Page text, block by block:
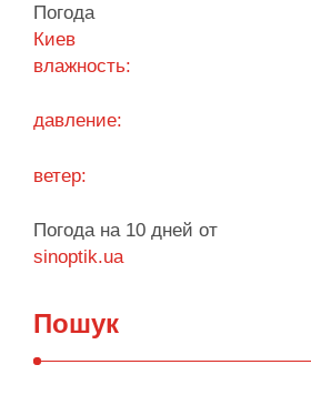
старту опалювального сезону …
Погода
Киев
влажность:
давление:
ветер:
Погода на 10 дней от
sinoptik.ua
Пошук